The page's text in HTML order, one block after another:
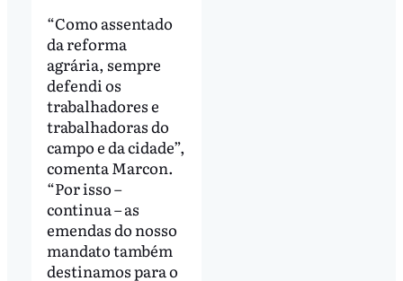
“Como assentado
da reforma
agrária, sempre
defendi os
trabalhadores e
trabalhadoras do
campo e da cidade”,
comenta Marcon.
“Por isso –
continua – as
emendas do nosso
mandato também
destinamos para o